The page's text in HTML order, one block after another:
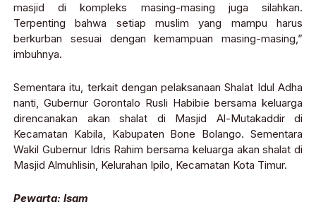
masjid di kompleks masing-masing juga silahkan.
Terpenting bahwa setiap muslim yang mampu harus
berkurban sesuai dengan kemampuan masing-masing,”
imbuhnya.
Sementara itu, terkait dengan pelaksanaan Shalat Idul Adha
nanti, Gubernur Gorontalo Rusli Habibie bersama keluarga
direncanakan akan shalat di Masjid Al-Mutakaddir di
Kecamatan Kabila, Kabupaten Bone Bolango. Sementara
Wakil Gubernur Idris Rahim bersama keluarga akan shalat di
Masjid Almuhlisin, Kelurahan Ipilo, Kecamatan Kota Timur.
Pewarta: Isam